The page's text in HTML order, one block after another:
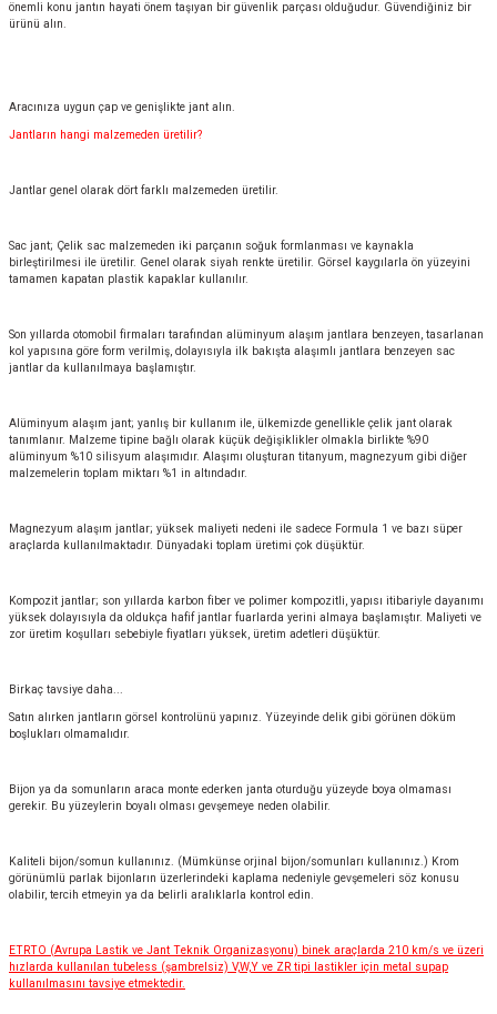
önemli konu jantın hayati önem taşıyan bir güvenlik parçası olduğudur. Güvendiğiniz bir
ürünü alın.
Aracınıza uygun çap ve genişlikte jant alın.
Jantların hangi malzemeden üretilir?
Jantlar genel olarak dört farklı malzemeden üretilir.
Sac jant; Çelik sac malzemeden iki parçanın soğuk formlanması ve kaynakla
birleştirilmesi ile üretilir. Genel olarak siyah renkte üretilir. Görsel kaygılarla ön yüzeyini
tamamen kapatan plastik kapaklar kullanılır.
Son yıllarda otomobil firmaları tarafından alüminyum alaşım jantlara benzeyen, tasarlanan
kol yapısına göre form verilmiş, dolayısıyla ilk bakışta alaşımlı jantlara benzeyen sac
jantlar da kullanılmaya başlamıştır.
Alüminyum alaşım jant; yanlış bir kullanım ile, ülkemizde genellikle çelik jant olarak
tanımlanır. Malzeme tipine bağlı olarak küçük değişiklikler olmakla birlikte %90
alüminyum %10 silisyum alaşımıdır. Alaşımı oluşturan titanyum, magnezyum gibi diğer
malzemelerin toplam miktarı %1 in altındadır.
Magnezyum alaşım jantlar; yüksek maliyeti nedeni ile sadece Formula 1 ve bazı süper
araçlarda kullanılmaktadır. Dünyadaki toplam üretimi çok düşüktür.
Kompozit jantlar; son yıllarda karbon fiber ve polimer kompozitli, yapısı itibariyle dayanımı
yüksek dolayısıyla da oldukça hafif jantlar fuarlarda yerini almaya başlamıştır. Maliyeti ve
zor üretim koşulları sebebiyle fiyatları yüksek, üretim adetleri düşüktür.
Birkaç tavsiye daha...
Satın alırken jantların görsel kontrolünü yapınız. Yüzeyinde delik gibi görünen döküm
boşlukları olmamalıdır.
Bijon ya da somunların araca monte ederken janta oturduğu yüzeyde boya olmaması
gerekir. Bu yüzeylerin boyalı olması gevşemeye neden olabilir.
Kaliteli bijon/somun kullanınız. (Mümkünse orjinal bijon/somunları kullanınız.) Krom
görünümlü parlak bijonların üzerlerindeki kaplama nedeniyle gevşemeleri söz konusu
olabilir, tercih etmeyin ya da belirli aralıklarla kontrol edin.
ETRTO (Avrupa Lastik ve Jant Teknik Organizasyonu) binek araçlarda 210 km/s ve üzeri
hızlarda kullanılan tubeless (şambrelsiz) V,W,Y ve ZR tipi lastikler için metal supap
kullanılmasını tavsiye etmektedir.